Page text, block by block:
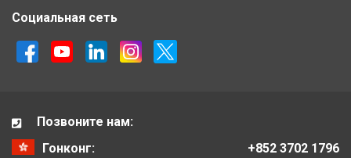
Социальная сеть
Позвоните нам:
Гонконг:
+852 3702 1796